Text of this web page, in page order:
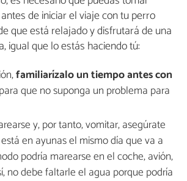
de iniciar el viaje con tu perro
que está relajado y disfrutará de una
igual que lo estás haciendo tú:
familiarízalo un tiempo antes con
para que no suponga un problema para
y, por tanto, vomitar, asegúrate
en ayunas el mismo día que va a
podría marearse en el coche, avión,
no debe faltarle el agua porque podría